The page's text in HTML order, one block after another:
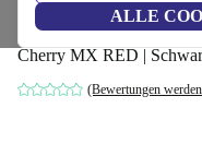
ALLE
Logitech G610
Cherry MX RED |
(Bewertungen